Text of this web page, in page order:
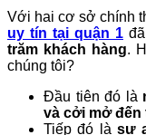
Với hai cơ sở chính
uy tín tại quận 1 đã
trăm khách hàng.
chúng tôi?
Đầu tiên đó là
và cởi mở
Tiếp đó là sự